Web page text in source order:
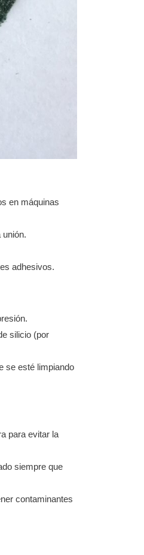
en máquinas
adhesivos.
silicio (por
se esté limpiando
para evitar la
siempre que
contaminantes